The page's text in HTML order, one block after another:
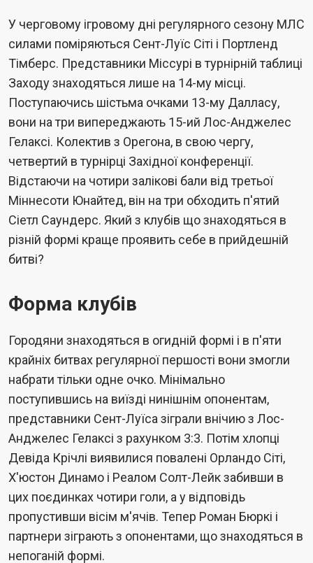
У черговому ігровому дні регулярного сезону МЛС
силами поміряються Сент-Луїс Сіті і Портленд
Тімберс. Представники Міссурі в турнірній таблиці
Заходу знаходяться лише на 14-му місці.
Поступаючись шістьма очками 13-му Далласу,
вони на три випереджають 15-ий Лос-Анджелес
Гелаксі. Колектив з Орегона, в свою чергу,
четвертий в турнірці Західної конференції.
Відстаючи на чотири залікові бали від третьої
Міннесоти Юнайтед, він на три обходить п'ятий
Сіетл Саундерс. Який з клубів що знаходяться в
різній формі краще проявить себе в прийдешній
битві?
Форма клубів
Городяни знаходяться в огидній формі і в п'яти
крайніх битвах регулярної першості вони змогли
набрати тільки одне очко. Мінімально
поступившись на виїзді нинішнім опонентам,
представники Сент-Луїса зіграли внічию з Лос-
Анджелес Гелаксі з рахунком 3:3. Потім хлопці
Девіда Крічлі виявилися повалені Орландо Сіті,
Х'юстон Динамо і Реалом Солт-Лейк забивши в
цих поєдинках чотири голи, а у відповідь
пропустивши вісім м'ячів. Тепер Роман Бюркі і
партнери зіграють з опонентами, що знаходяться в
непоганій формі.